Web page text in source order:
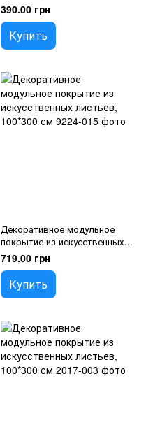
390.00 грн
Купить
Декоративное модульное
покрытие из искусственных
листьев, 100*300 см
719.00 грн
Купить